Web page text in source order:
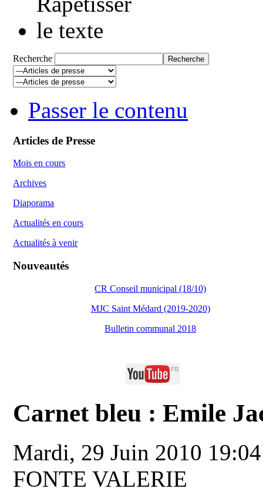
Recherche
Passer le contenu
Articles de Presse
Mois en cours
Archives
Diaporama
Actualités en cours
Actualités à venir
Nouveautés
CR Conseil municipal (18/10)
MJC Saint Médard (2019-2020)
Bulletin communal 2018
Carnet bleu : Emile
Mardi, 29 Juin 2010
FONTE VALERIE